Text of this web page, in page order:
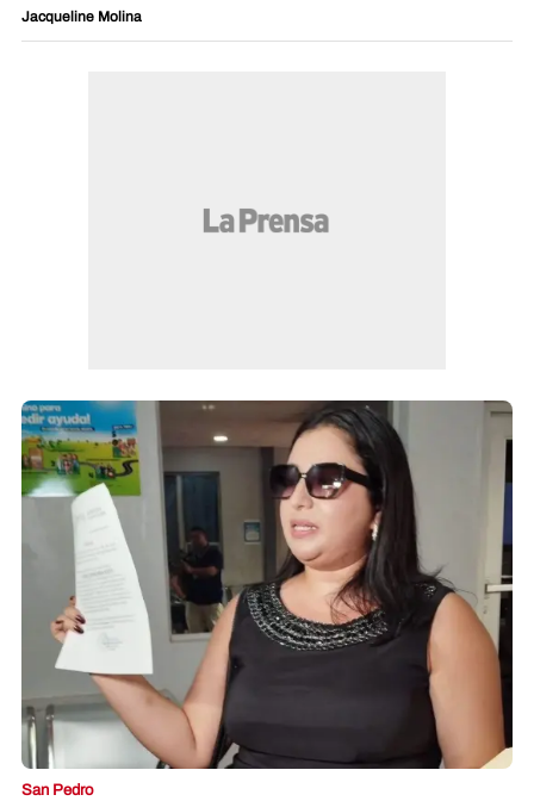
Jacqueline Molina
San Pedro